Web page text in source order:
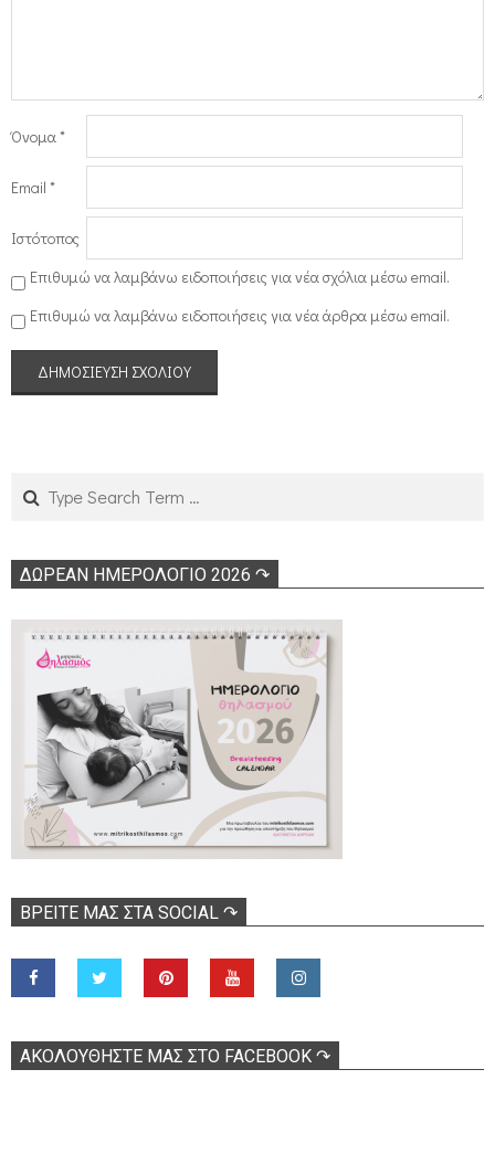
Όνομα*
Email *
Ιστότοπος
Επιθυμώ να λαμβάνω ειδοποιήσεις για νέα σχόλια μέσω email.
Επιθυμώ να λαμβάνω ειδοποιήσεις για νέα άρθρα μέσω email.
ΔΩΡΕΑΝ ΗΜΕΡΟΛΟΓΙΟ 2026 ↷
ΒΡΕΊΤΕ ΜΑΣ ΣΤΑ SOCIAL ↷
ΑΚΟΛOΥΘΉΣΤΕ ΜΑΣ ΣΤΟ FACEBOOK ↷